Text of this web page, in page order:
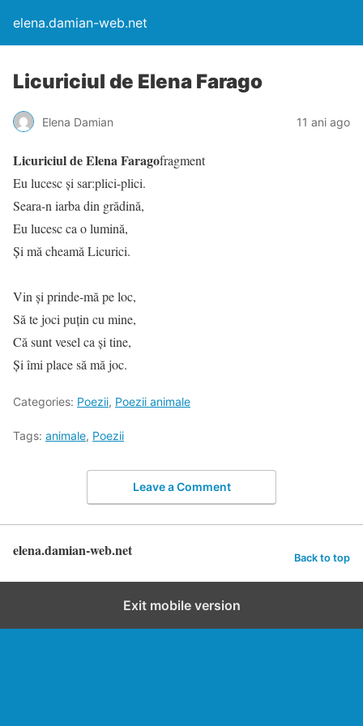
elena.damian-web.net
Licuriciul de Elena Farago
Elena Damian 11 ani ago
Licuriciul de Elena Faragofragment
Eu lucesc și sar:plici-plici.
Seara-n iarba din grădină,
Eu lucesc ca o lumină,
Și mă cheamă Licurici.
Vin și prinde-mă pe loc,
Să te joci puțin cu mine,
Că sunt vesel ca și tine,
Și îmi place să mă joc.
Categories: Poezii, Poezii animale
Tags: animale, Poezii
Leave a Comment
elena.damian-web.net Back to top
Exit mobile version